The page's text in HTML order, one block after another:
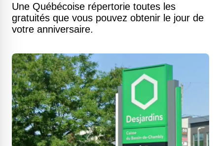
Une Québécoise répertorie toutes les
gratuités que vous pouvez obtenir le jour de
votre anniversaire.